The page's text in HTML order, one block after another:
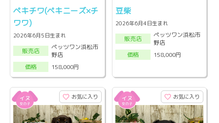
ペキチワ(ペキニーズ×チ
ワワ)
2026年6月5日生まれ
販売店
ペッツワン浜松市
野店
価格
158,000円
豆柴
2026年6月4日生まれ
販売店
ペッツワン浜松市
野店
価格
158,000円
お気に入り お気に入り